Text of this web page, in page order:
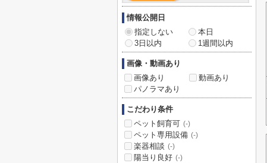
情報公開日
指定しない
本日
3日以内
1週間以内
画像・動画あり
画像あり
動画あり
パノラマあり
こだわり条件
ペット飼育可 (-)
ペット専用設備 (-)
楽器相談 (-)
陽当り良好 (-)